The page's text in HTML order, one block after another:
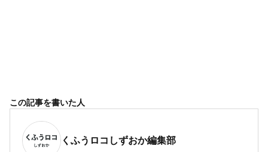
この記事を書いた人
くふうロコしずおか編集部